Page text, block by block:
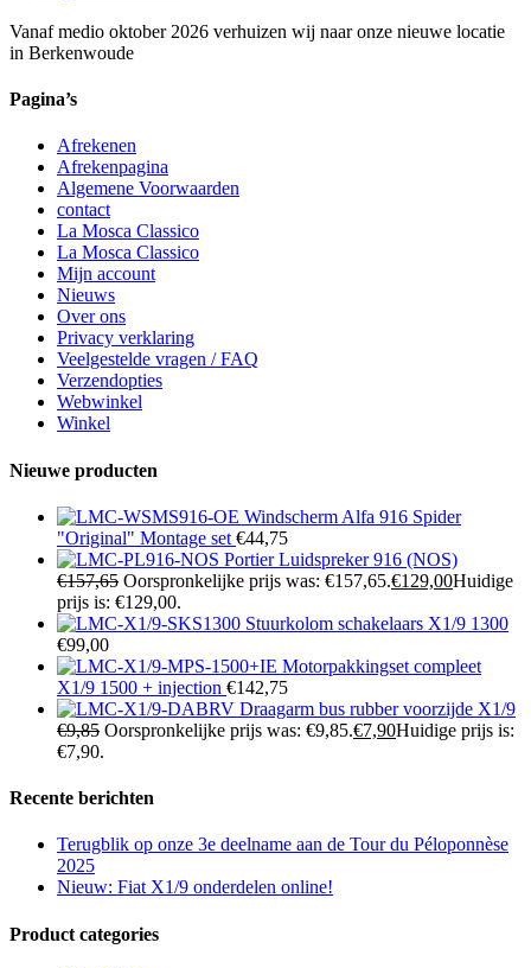
Vanaf medio oktober 2026 verhuizen wij naar onze nieuwe locatie
in Berkenwoude
Pagina’s
Afrekenen
Afrekenpagina
Algemene Voorwaarden
contact
La Mosca Classico
La Mosca Classico
Mijn account
Nieuws
Over ons
Privacy verklaring
Veelgestelde vragen / FAQ
Verzendopties
Webwinkel
Winkel
Nieuwe producten
Windscherm Alfa 916 Spider
"Original" Montage set €44,75
Portier Luidspreker 916 (NOS)
€157,65 Oorspronkelijke prijs was: €157,65.€129,00Huidige
prijs is: €129,00.
Stuurkolom schakelaars X1/9 1300
€99,00
Motorpakkingset compleet
X1/9 1500 + injection €142,75
Draagarm bus rubber voorzijde X1/9
€9,85 Oorspronkelijke prijs was: €9,85.€7,90Huidige prijs is:
€7,90.
Recente berichten
Terugblik op onze 3e deelname aan de Tour du Péloponnèse
2025
Nieuw: Fiat X1/9 onderdelen online!
Product categories